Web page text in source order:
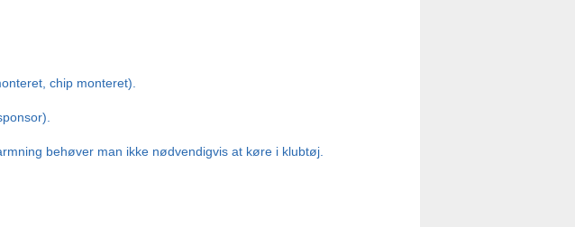
chip monteret).
behøver man ikke nødvendigvis at køre i klubtøj.